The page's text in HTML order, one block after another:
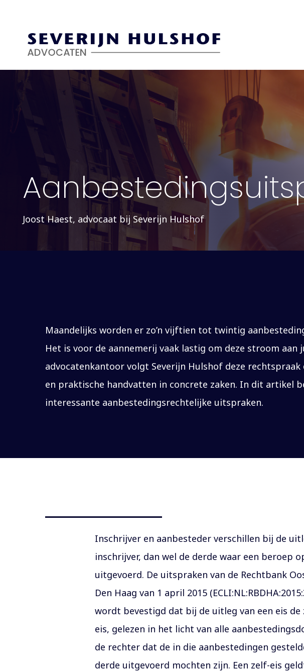
Joost Haest, advocaat bij Severijn Hulshof
Maandelijks worden er zo’n vijftien tot twintig
Het is voor de aannemerij vaak lastig om deze stroom
advocatenkantoor volgt Severijn Hulshof deze
en praktische handvatten in concrete zaken. In dit artikel
interessante aanbestedingsrechtelijke uitspraken.
Inschrijver en aanbesteder verschillen bij de
inschrijver, dan wel de derde waar een beroep
uitgevoerd. De uitspraken van de Rechtbank
Den Haag van 1 april 2015
wordt bevestigd dat bij de uitleg van een eis
eis, gelezen in het licht van alle
de rechter dat de in die aanbestedingen
derde uitgevoerd mochten zijn. Een zelf-eis